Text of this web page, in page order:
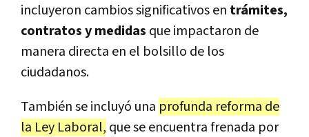
incluyeron cambios significativos en trámites,
contratos y medidas que impactaron de
manera directa en el bolsillo de los
ciudadanos.
También se incluyó una profunda reforma de
la Ley Laboral, que se encuentra frenada por